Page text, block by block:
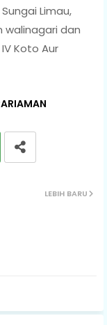
Limau,
walinagari dan
Koto Aur
LEBIH BARU